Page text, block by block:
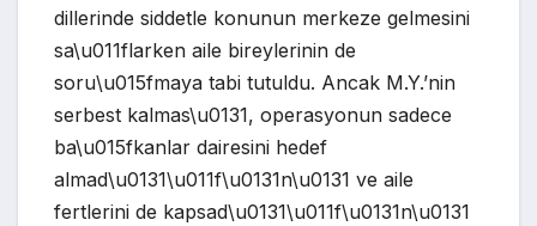
dillerinde siddetle konunun merkeze gelmesini
sa\u011flarken aile bireylerinin de
soru\u015fmaya tabi tutuldu. Ancak M.Y.’nin
serbest kalmas\u0131, operasyonun sadece
ba\u015fkanlar dairesini hedef
almad\u0131\u011f\u0131n\u0131 ve aile
fertlerini de kapsad\u0131\u011f\u0131n\u0131